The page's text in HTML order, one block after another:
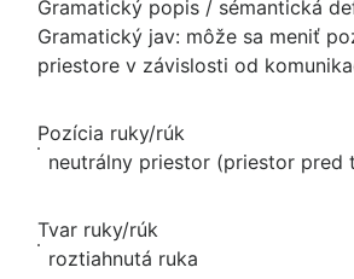
Gramatický popis / sémantická
Gramatický jav: môže sa meniť
priestore v závislosti od
Pozícia ruky/rúk
neutrálny priestor (priestor pred
Tvar ruky/rúk
roztiahnutá ruka